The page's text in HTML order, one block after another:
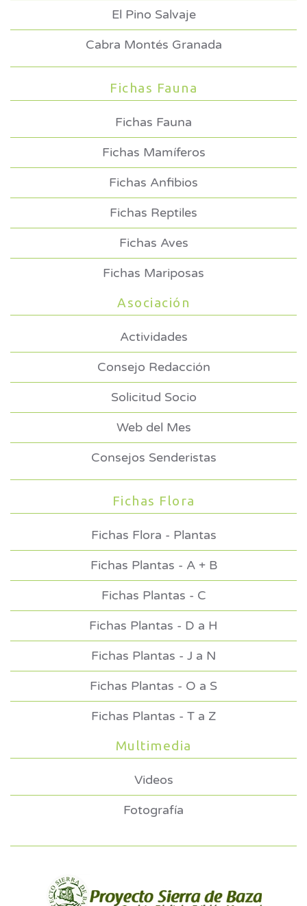
El Pino Salvaje
Cabra Montés Granada
Fichas Fauna
Fichas Fauna
Fichas Mamíferos
Fichas Anfibios
Fichas Reptiles
Fichas Aves
Fichas Mariposas
Asociación
Actividades
Consejo Redacción
Solicitud Socio
Web del Mes
Consejos Senderistas
Fichas Flora
Fichas Flora - Plantas
Fichas Plantas - A + B
Fichas Plantas - C
Fichas Plantas - D a H
Fichas Plantas - J a N
Fichas Plantas - O a S
Fichas Plantas - T a Z
Multimedia
Videos
Fotografía